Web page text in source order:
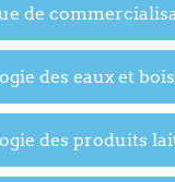
de
des eaux et
des produits